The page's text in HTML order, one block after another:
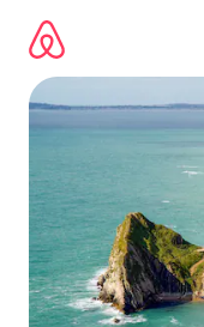
съдържанието